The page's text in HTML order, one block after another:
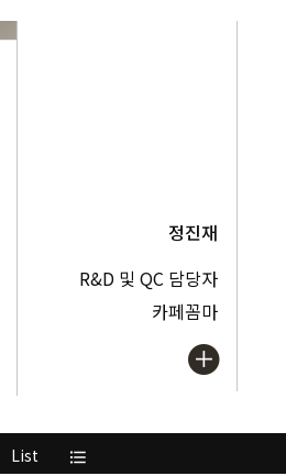
정진재
R&D 및 QC 담당자
카페꼼마
List format_list_bulleted